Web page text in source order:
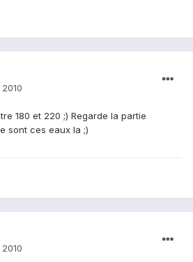
180 et 220 ;) Regarde la partie
sont ces eaux la ;)